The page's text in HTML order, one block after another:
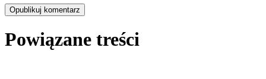
Powiązane treści